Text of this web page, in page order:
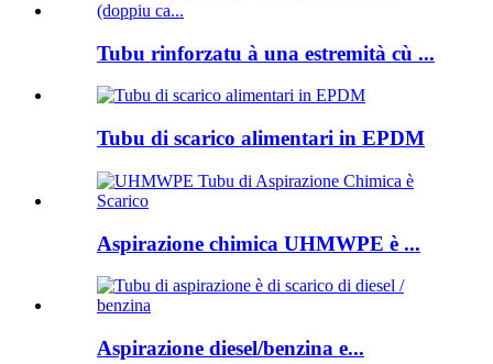
Tubu rinforzatu à una estremità cù ...
Tubu di scarico alimentari in EPDM
Aspirazione chimica UHMWPE è ...
Aspirazione diesel/benzina e...